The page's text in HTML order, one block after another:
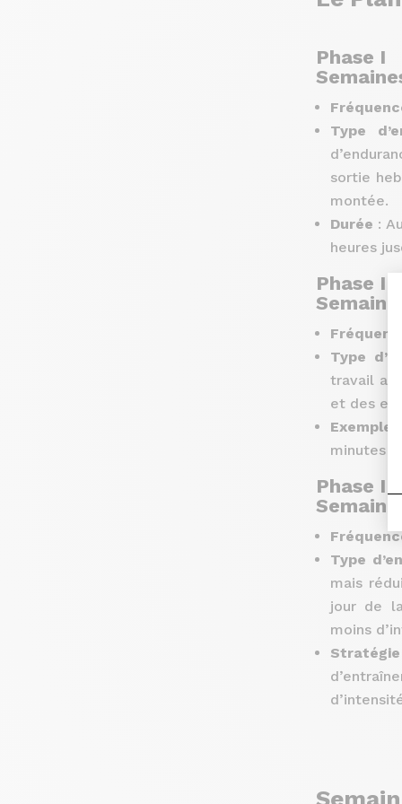
Phase I
Type
sortie
montée.
Durée :
heures
Phase II
Type
travail au
et des
Exemple
minutes
Phase III
Type
mais
jour de
moins